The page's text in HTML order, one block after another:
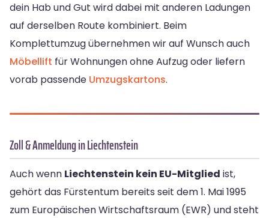
dein Hab und Gut wird dabei mit anderen Ladungen
auf derselben Route kombiniert. Beim
Komplettumzug übernehmen wir auf Wunsch auch
Möbellift für Wohnungen ohne Aufzug oder liefern
vorab passende Umzugskartons.
Zoll & Anmeldung in Liechtenstein
Auch wenn Liechtenstein kein EU-Mitglied ist,
gehört das Fürstentum bereits seit dem 1. Mai 1995
zum Europäischen Wirtschaftsraum (EWR) und steht